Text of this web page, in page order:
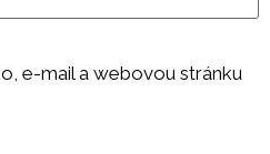
e-mail a webovou stránku